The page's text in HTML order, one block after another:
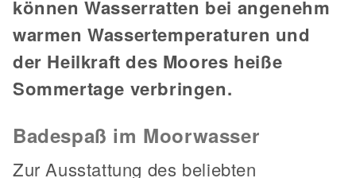
können Wasserratten bei angenehm
warmen Wassertemperaturen und
der Heilkraft des Moores heiße
Sommertage verbringen.
Badespaß im Moorwasser
Zur Ausstattung des beliebten